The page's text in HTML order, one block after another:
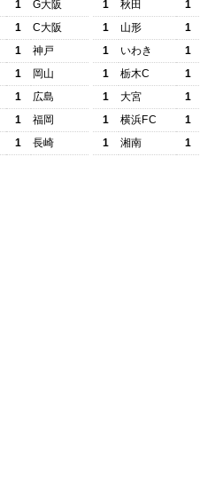
1
G大阪
1
C大阪
1
神戸
1
岡山
1
広島
1
福岡
1 長崎
1
秋田
1
1
山形
1
1
いわき
1
1
栃木C
1
1
大宮
1
1
横浜FC
1
1
湘南 1